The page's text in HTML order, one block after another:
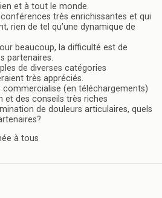
et à tout le monde.
très enrichissantes et qui
rien de tel qu’une dynamique de
beaucoup, la difficulté est de
partenaires.
de diverses catégories
très appréciés.
commercialise (en téléchargements)
et des conseils très riches
de douleurs articulaires, quels
à tous